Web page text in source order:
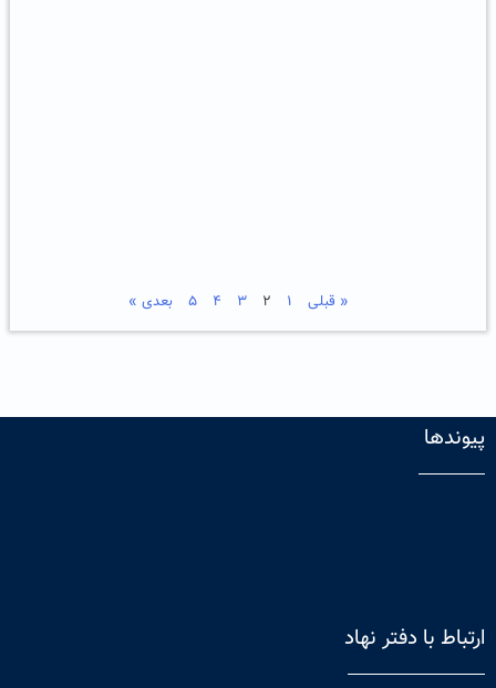
« قبلی ۱ ۲ ۳ ۴ ۵ بعدی »
پیوندها
ارتباط با دفتر نهاد